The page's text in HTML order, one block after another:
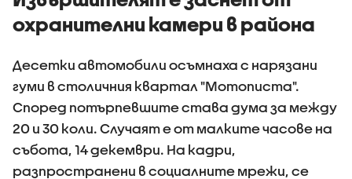
охранителни камери в района
Десетки автомобили осъмнаха с нарязани
гуми в столичния квартал "Мотописта".
Според потърпевшите става дума за между
20 и 30 коли. Случаят е от малките часове на
събота, 14 декември. На кадри,
разпространени в социалните мрежи, се